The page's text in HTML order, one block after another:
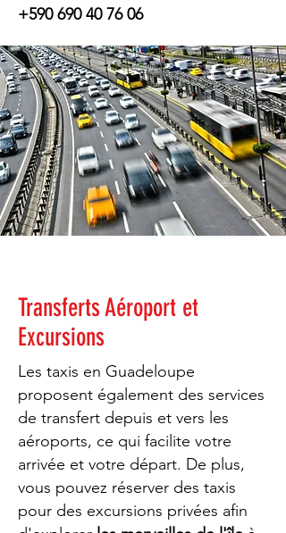
+590 690 40 76 06
Transferts Aéroport et
Excursions
Les taxis en Guadeloupe
proposent également des services
de transfert depuis et vers les
aéroports, ce qui facilite votre
arrivée et votre départ. De plus,
vous pouvez réserver des taxis
pour des excursions privées afin